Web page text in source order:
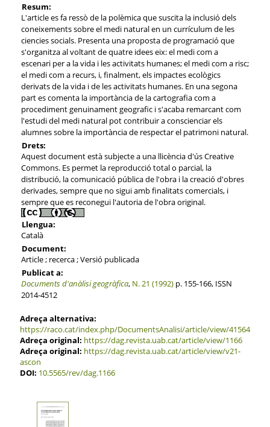
Resum:
L'article es fa ressò de la polèmica que suscita la inclusió dels
coneixements sobre el medi natural en un currículum de les
ciencies socials. Presenta una proposta de programació que
s'organitza al voltant de quatre idees eix: el medi com a
escenari per a la vida i les activitats humanes; el medi com a risc;
el medi com a recurs, i, finalment, els impactes ecològics
derivats de la vida i de les activitats humanes. En una segona
part es comenta la importància de la cartografia com a
procediment genuinament geografic i s'acaba remarcant com
l'estudi del medi natural pot contribuir a conscienciar els
alumnes sobre la importància de respectar el patrimoni natural.
Drets:
Aquest document està subjecte a una llicència d'ús Creative
Commons. Es permet la reproducció total o parcial, la
distribució, la comunicació pública de l'obra i la creació d'obres
derivades, sempre que no sigui amb finalitats comercials, i
sempre que es reconegui l'autoria de l'obra original.
Llengua:
Català
Document:
Article ; recerca ; Versió publicada
Publicat a:
Documents d'anàlisi geogràfica, N. 21 (1992) p. 155-166, ISSN
2014-4512
Adreça alternativa:
https://raco.cat/index.php/DocumentsAnalisi/article/view/41564
Adreça original: https://dag.revista.uab.cat/article/view/1166
Adreça original: https://dag.revista.uab.cat/article/view/v21-
ascon
DOI: 10.5565/rev/dag.1166